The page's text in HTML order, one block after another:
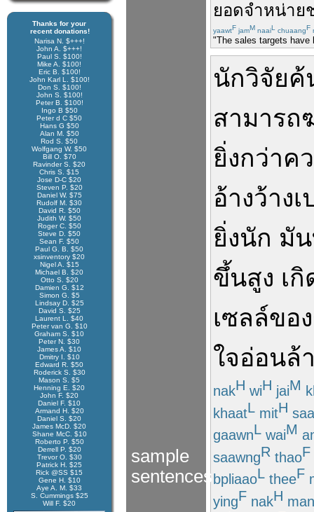
Thanks for your
recent donations!
Narisa N. $+++!
John A. $+++!
Paul S. $100!
Mike A. $100!
Eric B. $100!
John Karl L. $100!
Don S. $100!
John S. $100!
Peter B. $100!
Ingo B $50
Peter d C $50
Hans G $50
Alan M. $50
Rod S. $50
Wolfgang W. $50
Bill O. $70
Ravinder S. $20
Chris S. $15
Jose D-C $20
Steven P. $20
Daniel W. $75
Rudolf M. $30
David R. $50
Judith W. $50
Roger C. $50
Steve D. $50
Sean F. $50
Paul G. B. $50
xsinventory $20
Nigel A. $15
Michael B. $20
Otto S. $20
Damien G. $12
Simon G. $5
Lindsay D. $25
David S. $25
Laurent L. $40
Peter van G. $10
Graham S. $10
Peter N. $30
James A. $10
Dmitry I. $10
Edward R. $50
Roderick S. $30
Mason S. $5
Henning E. $20
John F. $20
Daniel F. $10
Armand H. $20
Daniel S. $20
James McD. $20
Shane McC. $10
Roberto P. $50
Derrell P. $20
Trevor O. $30
Patrick H. $25
Rick @SS $15
Gene H. $10
Aye A. M. $33
S. Cummings $25
Will F. $20
sample
sentences
ยอดจำหน่าย
yaawtF jamM naaiL chuaangF
"The sales targets have
นักวิจัยค้
สามารถ
ยิ่งกว่าค
อ้างว้างเ
ยิ่งนัก มัน
ขึ้นสูง เกิ
เซลล์ของ
ใจอ่อนล้
nakH wiH jaiM
khaatL mitH saa
gaawnL waiM
saawngR thaoF
bpliaaoL theeF
yingF nakH man